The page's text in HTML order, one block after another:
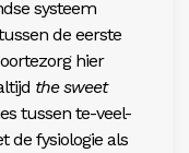
systeem
de eerste
hier
the sweet
tussen te-veel-
de fysiologie als